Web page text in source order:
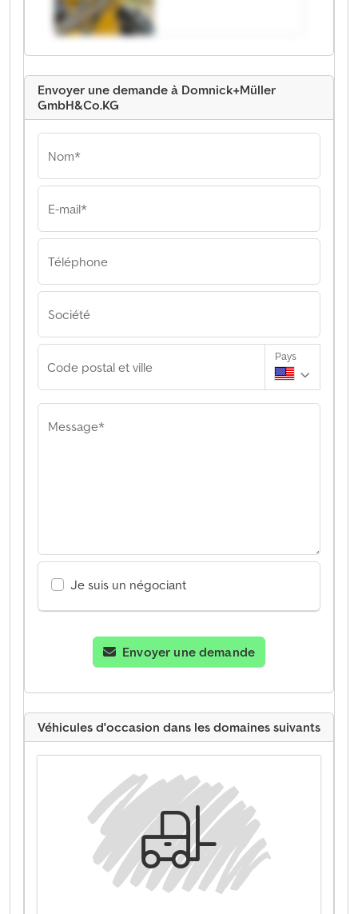
Envoyer une demande à Domnick+Müller
GmbH&Co.KG
Nom*
E-mail*
Téléphone
Société
Code postal et ville
Pays
Message*
Je suis un négociant
Envoyer une demande
Véhicules d'occasion dans les domaines suivants